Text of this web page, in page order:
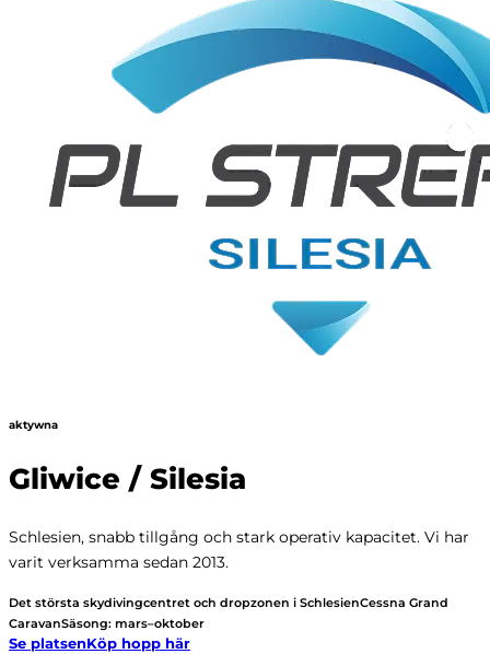
aktywna
Gliwice / Silesia
Schlesien, snabb tillgång och stark operativ kapacitet. Vi har
varit verksamma sedan 2013.
Det största skydivingcentret och dropzonen i SchlesienCessna Grand
CaravanSäsong: mars–oktober
Se platsenKöp hopp här